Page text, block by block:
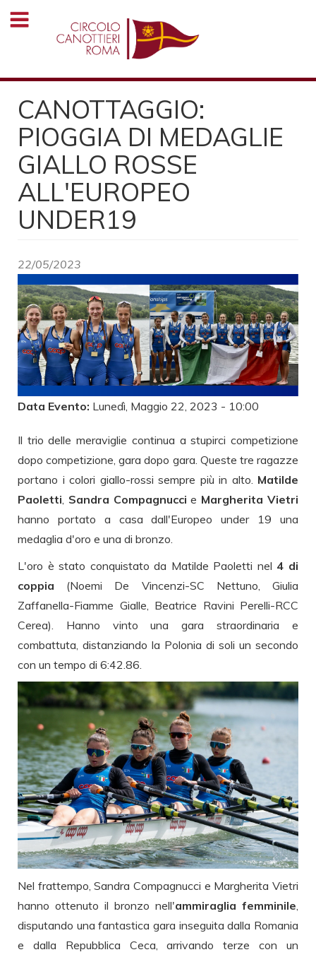
Salta
CANOTTAGGIO:
PIOGGIA DI MEDAGLIE
GIALLO ROSSE
ALL'EUROPEO
UNDER19
22/05/2023
Data Evento: Lunedì, Maggio 22, 2023 - 10:00
Il trio delle meraviglie continua a stupirci competizione
dopo competizione, gara dopo gara. Queste tre ragazze
portano i colori giallo-rossi sempre più in alto. Matilde
Paoletti Sandra Compagnucci e Margherita Vietri
hanno portato a casa dall'Europeo under 19 una
medaglia d'oro e una di bronzo.
L'oro è stato conquistato da Matilde Paoletti nel 4 di
coppia (Noemi De Vincenzi-SC Nettuno, Giulia
Zaffanella-Fiamme Gialle, Beatrice Ravini Perelli-RCC
Cerea). Hanno vinto una gara straordinaria e
combattuta, distanziando la Polonia di soli un secondo
con un tempo di 6:42.86.
Nel frattempo, Sandra Compagnucci e Margherita Vietri
hanno ottenuto il bronzo nell'ammiraglia femminile,
disputando una fantastica gara inseguita dalla Romania
e dalla Repubblica Ceca, arrivando terze con un